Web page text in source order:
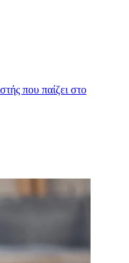
που παίζει στο